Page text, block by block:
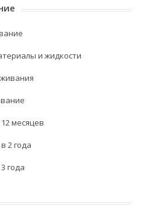
и жидкости
месяцев
2 года
года